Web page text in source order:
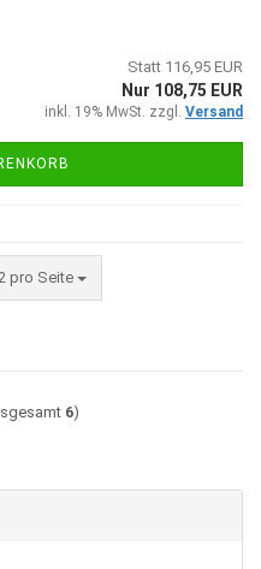
Statt 116,95 EUR
Nur 108,75 EUR
inkl. 19% MwSt. zzgl. Versand
pro Seite
Seite
6)